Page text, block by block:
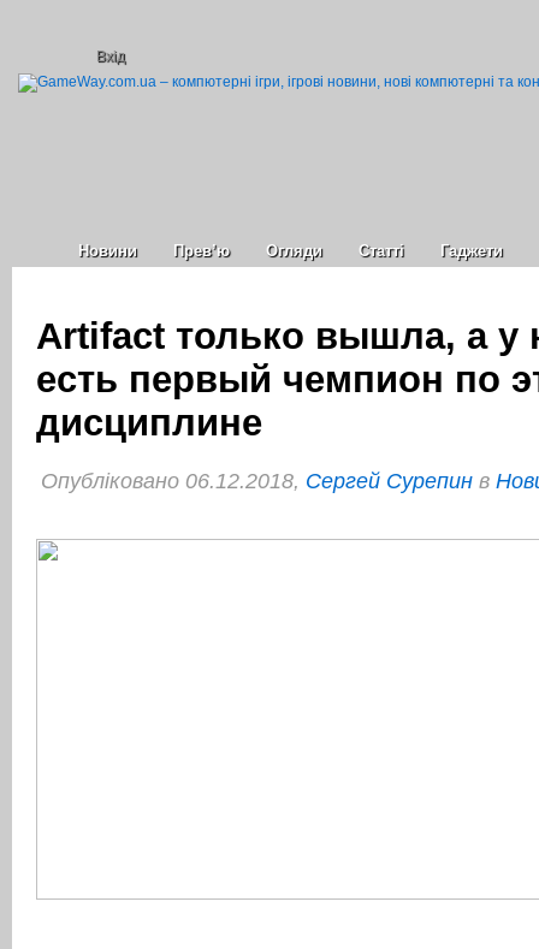
Вхід
Новини Прев’ю Огляди Статті Гаджети
Artifact только вышла, а у
есть первый чемпион по
дисциплине
Опубліковано 06.12.2018, Сергей Сурепин в